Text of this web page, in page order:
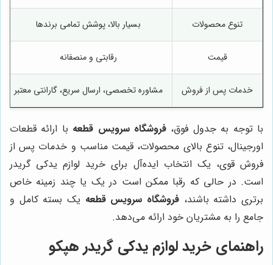
تنوع محصولات بسیار بالا، پوشش تمامی برندها
قیمت رقابتی و منصفانه
خدمات پس از فروش مشاوره تخصصی، ارسال سریع، گارانتی معتبر
با توجه به جدول فوق، فروشگاه سرویس قطعه با ارائه قطعات
اورجینال، تنوع بالای محصولات، قیمت مناسب و خدمات پس از
فروش قوی، یک انتخاب ایده‌آل برای خرید لوازم یدکی گریدر
است. در حالی که رقبا ممکن است در یک یا چند زمینه خاص
برتری داشته باشند، فروشگاه سرویس قطعه یک بسته کامل و
جامع را به مشتریان خود ارائه می‌دهد.
راهنمای خرید لوازم یدکی گریدر هپکو